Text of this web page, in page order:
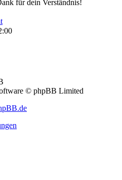
für dein Verständnis!
© phpBB Limited